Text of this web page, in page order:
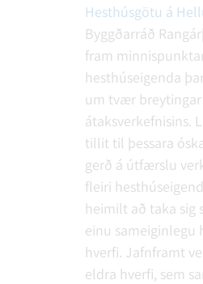
Hesthúsgötu á
Byggðarráð
fram
hesthúseigenda
um tvær
átaksverkefnisins.
tillit til þessara
gerð á útfærslu
fleiri
heimilt að taka sig
einu sameiginlegu
hverfi. Jafnframt
eldra hverfi, sem